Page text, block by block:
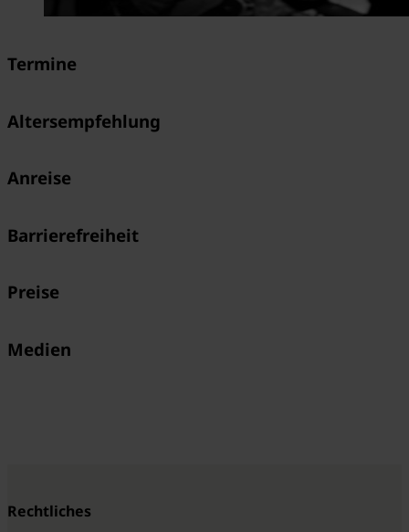
Termine
Altersempfehlung
Anreise
Barrierefreiheit
Preise
Medien
Rechtliches